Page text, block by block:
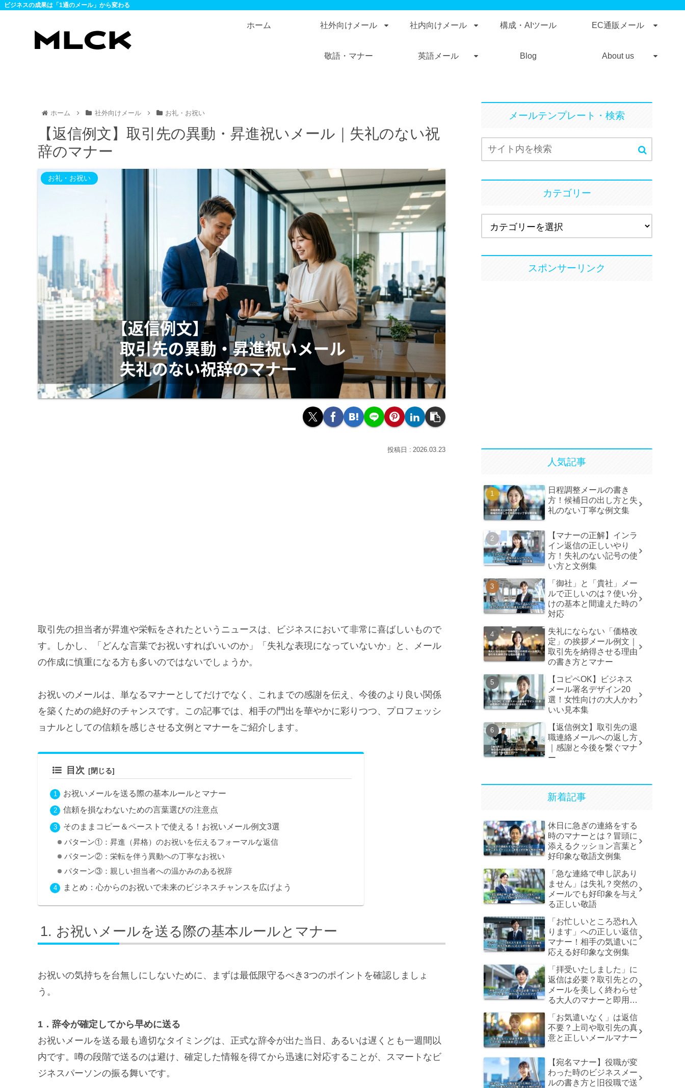
ビジネスの成果は「1通のメール」から変わる
ホーム 社外向けメール 社内向けメール 構成・AIツール EC通販メール
敬語・マナー 英語メール Blog About us
ホーム 社外向けメール お礼・お祝い
【返信例文】取引先の異動・昇進祝いメール｜失礼のない祝
辞のマナー
お礼・お祝い
2026.03.23
取引先の担当者が昇進や栄転をされたというニュースは、ビジネスにおいて非常に喜ばしいもので
す。しかし、「どんな言葉でお祝いすればいいのか」「失礼な表現になっていないか」と、メール
の作成に慎重になる方も多いのではないでしょうか。
お祝いのメールは、単なるマナーとしてだけでなく、これまでの感謝を伝え、今後のより良い関係
を築くための絶好のチャンスです。この記事では、相手の門出を華やかに彩りつつ、プロフェッシ
ョナルとしての信頼を感じさせる文例とマナーをご紹介します。
目次
お祝いメールを送る際の基本ルールとマナー
信頼を損なわないための言葉選びの注意点
そのままコピー＆ペーストで使える！お祝いメール例文3選
パターン①：昇進（昇格）のお祝いを伝えるフォーマルな返信
パターン②：栄転を伴う異動への丁寧なお祝い
パターン③：親しい担当者への温かみのある祝辞
まとめ：心からのお祝いで未来のビジネスチャンスを広げよう
お祝いメールを送る際の基本ルールとマナー
お祝いの気持ちを台無しにしないために、まずは最低限守るべき3つのポイントを確認しましょ
う。
1．辞令が確定してから早めに送る
お祝いメールを送る最も適切なタイミングは、正式な辞令が出た当日、あるいは遅くとも一週間以
内です。噂の段階で送るのは避け、確定した情報を得てから迅速に対応することが、スマートなビ
ジネスパーソンの振る舞いです。
メールテンプレート・検索
カテゴリー
スポンサーリンク
人気記事
日程調整メールの書き
方！候補日の出し方と失
礼のない丁寧な例文集
【マナーの正解】インラ
イン返信の正しいやり
方！失礼のない記号の使
い方と文例集
「御社」と「貴社」メー
ルで正しいのは？使い分
けの基本と間違えた時の
対応
失礼にならない「価格改
定」の挨拶メール例文｜
取引先を納得させる理由
の書き方とマナー
【コピペOK】ビジネス
メール署名デザイン20
選！女性向けの大人かわ
いい見本集
【返信例文】取引先の退
職連絡メールへの返し方
｜感謝と今後を繋ぐマナ
ー
新着記事
休日に急ぎの連絡をする
時のマナーとは？冒頭に
添えるクッション言葉と
好印象な敬語文例集
「急な連絡で申し訳あり
ません」は失礼？突然の
メールでも好印象を与え
る正しい敬語
「お忙しいところ恐れ入
ります」への正しい返信
マナー！相手の気遣いに
応える好印象な文例集
「拝受いたしました」に
返信は必要？取引先との
メールを美しく終わらせ
る大人のマナーと即用文
「お気遣いなく」は返信
不要？上司や取引先の真
意と正しいメールマナー
【宛名マナー】役職が変
わった時のビジネスメー
ルの書き方と旧役職で送